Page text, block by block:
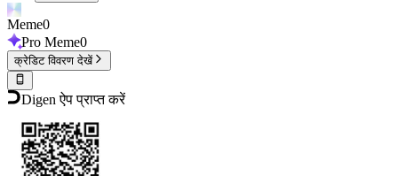
Meme0
Pro Meme0
क्रेडिट विवरण देखें
Digen ऐप प्राप्त करें